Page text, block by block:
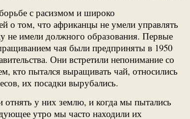
с расизмом и широко
о том, что африканцы не умели управлять
не имели должного образования. Первые
чая были предприняты в 1950
Они встретили непонимание со
кто пытался выращивать чай, относились
их посадки вырубались.
у них землю, и когда мы пытались
утро мы часто находили их